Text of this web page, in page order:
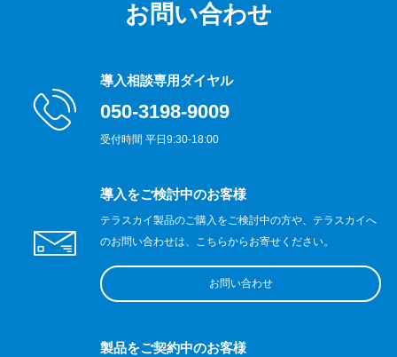
お問い合わせ
導入相談専用ダイヤル
050-3198-9009
受付時間 平日9:30-18:00
導入をご検討中のお客様
テラスカイ製品のご購入をご検討中の方や、テラスカイへ
のお問い合わせは、こちらからお寄せください。
お問い合わせ
製品をご契約中のお客様